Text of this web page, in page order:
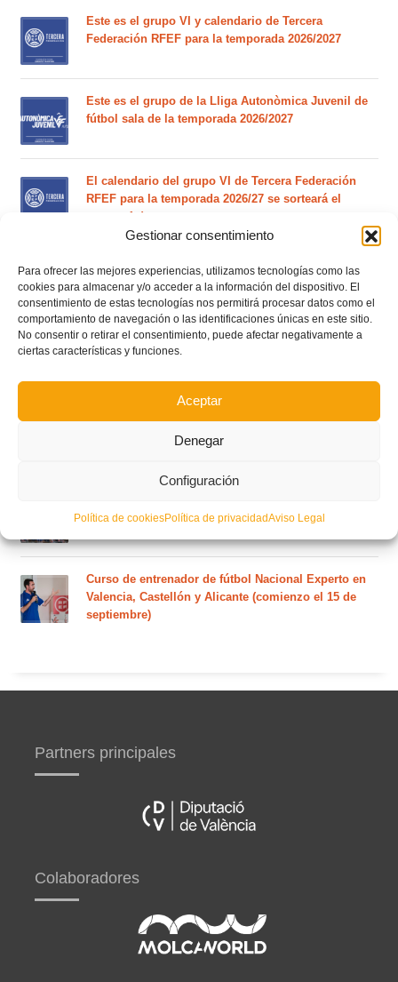
Gestionar consentimiento
Para ofrecer las mejores experiencias, utilizamos tecnologías como las
cookies para almacenar y/o acceder a la información del dispositivo. El
consentimiento de estas tecnologías nos permitirá procesar datos como el
comportamiento de navegación o las identificaciones únicas en este sitio.
No consentir o retirar el consentimiento, puede afectar negativamente a
ciertas características y funciones.
Aceptar
Denegar
Configuración
Política de cookiesPolítica de privacidadAviso Legal
Este es el grupo VI y calendario de Tercera
Federación RFEF para la temporada 2026/2027
Este es el grupo de la Lliga Autonòmica Juvenil de
fútbol sala de la temporada 2026/2027
El calendario del grupo VI de Tercera Federación
RFEF para la temporada 2026/27 se sorteará el
martes 4 de agosto
Nuevo curso de Entrenador de fútbol Licencia UEFA
C que comenzará en noviembre 2026 (agotadas las
plazas del curso de septiembre)
Circular nº. 5 – Normas generales de las competiciones
Curso de entrenador de fútbol UEFA B en Valencia,
Castellón y Alicante (comienzo el 20 de septiembre)
Castellón y Alicante (comienzo el 20 de septiembre)
Curso de entrenador de fútbol Nacional Experto en
Valencia, Castellón y Alicante (comienzo el 15 de
septiembre)
Partners principales
Colaboradores